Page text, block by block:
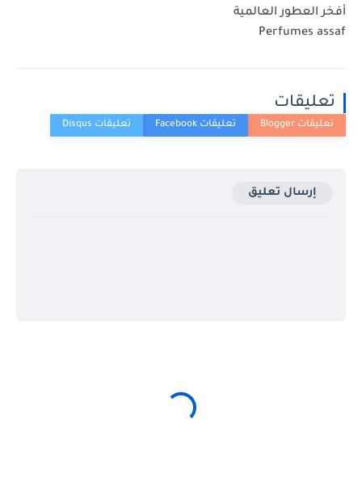
أفخر العطور العالمية
Perfumes assaf
تعليقات
إرسال تعليق